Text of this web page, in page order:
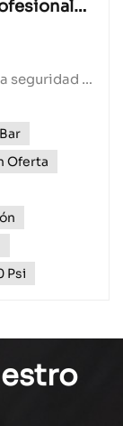
seguridad y
usuarios
de
de
es su
Oferta
Psi